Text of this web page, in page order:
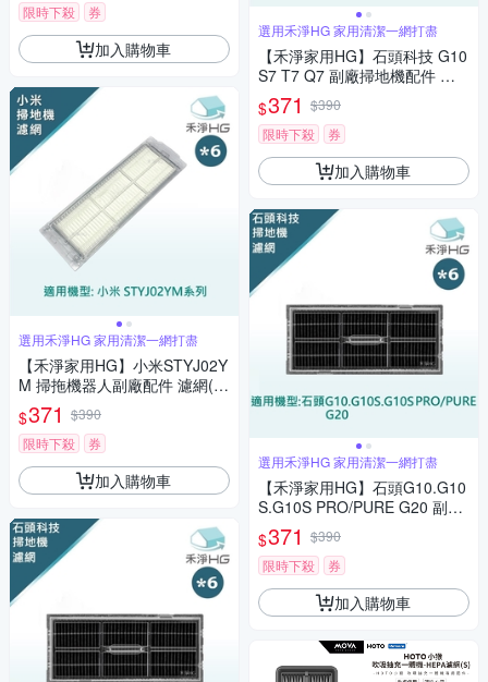
限時下殺
券
加入購物車
選用禾淨HG 家用清潔一網打盡
【禾淨家用HG】小米STYJ02Y
M 掃拖機器人副廠配件 濾網( 6
入/組)
$371 $390
限時下殺
券
加入購物車
選用禾淨HG 家用清潔一網打盡
【禾淨家用HG】石頭科技 G10
S7 T7 Q7 副廠掃地機配件 可
拆卸式主刷(膠刷 1入/組*2)
$371 $390
限時下殺
券
加入購物車
選用禾淨HG 家用清潔一網打盡
【禾淨家用HG】石頭G10.G10
S.G10S PRO/PURE G20 副廠
掃地機配件 活性碳濾網(6入/組)
$371 $390
限時下殺
券
加入購物車